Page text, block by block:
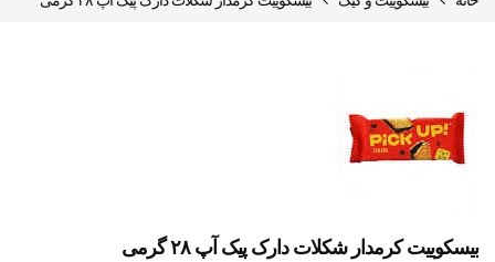
بیسکوییت کرمدار شکلات دارک پیک آپ ۲۸ گرمی